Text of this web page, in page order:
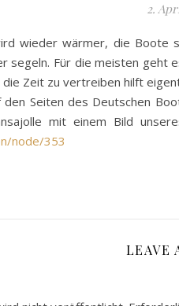
2.
wieder wärmer, die Boote
segeln. Für die meisten geht
die Zeit zu vertreiben hilft
den Seiten des Deutschen
mit einem Bild
node/353
LEAVE